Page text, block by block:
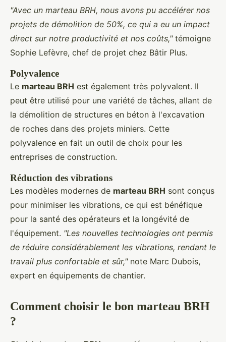
"Avec un marteau BRH, nous avons pu accélérer nos
projets de démolition de 50%, ce qui a eu un impact
direct sur notre productivité et nos coûts,"témoigne
Sophie Lefèvre, chef de projet chez Bâtir Plus.
Polyvalence
Le marteau BRH est également très polyvalent. Il
peut être utilisé pour une variété de tâches, allant de
la démolition de structures en béton à l'excavation
de roches dans des projets miniers. Cette
polyvalence en fait un outil de choix pour les
entreprises de construction.
Réduction des vibrations
Les modèles modernes de marteau BRH sont conçus
pour minimiser les vibrations, ce qui est bénéfique
pour la santé des opérateurs et la longévité de
l'équipement. "Les nouvelles technologies ont permis
de réduire considérablement les vibrations, rendant le
travail plus confortable et sûr,"note Marc Dubois,
expert en équipements de chantier.
Comment choisir le bon marteau BRH
?